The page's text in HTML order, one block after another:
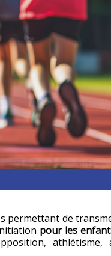
permettant de
pour les
athlétisme,